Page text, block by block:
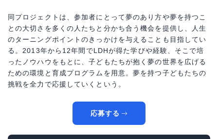
同プロジェクトは、参加者にとって夢のあり方や夢を持つこ
との大切さを多くの人たちと分かち合う機会を提供し、人生
のターニングポイントのきっかけを与えることも目指してい
る。2013年から12年間でLDHが得た学びや経験、そこで培
ったノウハウをもとに、子どもたちが抱く夢の世界を広げる
ための環境と育成プログラムを用意。夢を持つ子どもたちの
挑戦を全力で応援していくという。
応募する